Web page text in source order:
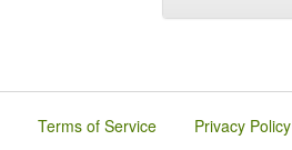
Terms of Service Privacy Policy